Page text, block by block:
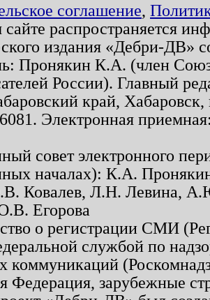
соглашение,
распространяется
издания «Дебри-ДВ»
Пронякин К.А. (член
России). Главный
край,
Электронная
совет электронного
началах): К.А.
Ковалев, Л.Н. Левина,
Егорова
о регистрации СМИ
службой по
коммуникаций
Федерация, зарубежные